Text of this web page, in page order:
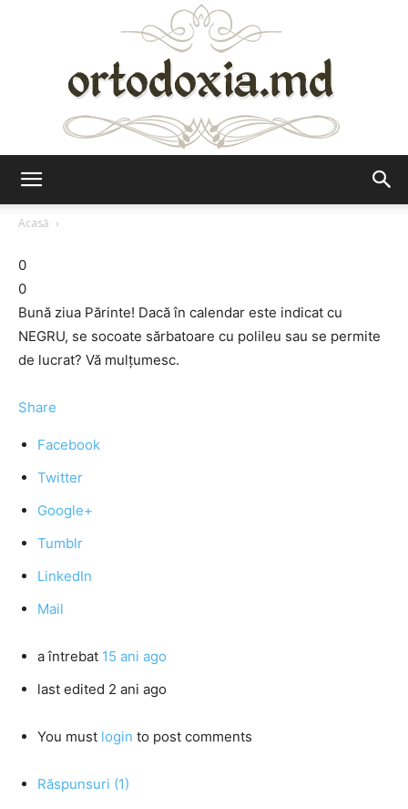
Acasă
0
0
Bună ziua Părinte! Dacă în calendar este indicat cu
NEGRU, se socoate sărbatoare cu polileu sau se permite
de lucrat? Vă mulţumesc.
Share
Facebook
Twitter
Google+
Tumblr
LinkedIn
Mail
a întrebat 15 ani ago
last edited 2 ani ago
You must login to post comments
Răspunsuri (1)